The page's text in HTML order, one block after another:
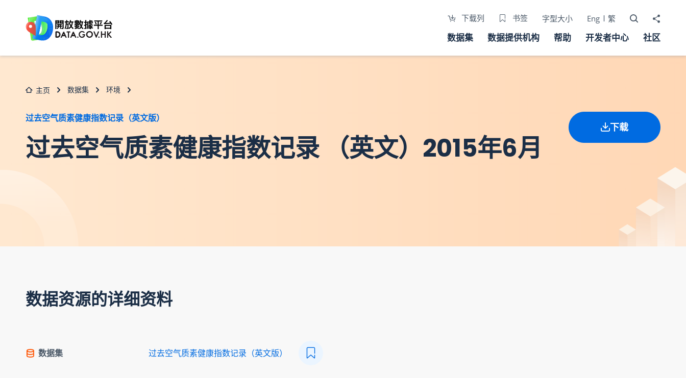
下载列 书签 字型大小 Eng 繁 打开搜寻器
分享至
数据集 数据提供机构 帮助 开发者中心 社区
主页 数据集 环境
过去空气质素健康指数记录（英文版）
过去空气质素健康指数记录 （英文）2015年6月
下载
数据资源的详细资料
数据集 过去空气质素健康指数记录（英文版）